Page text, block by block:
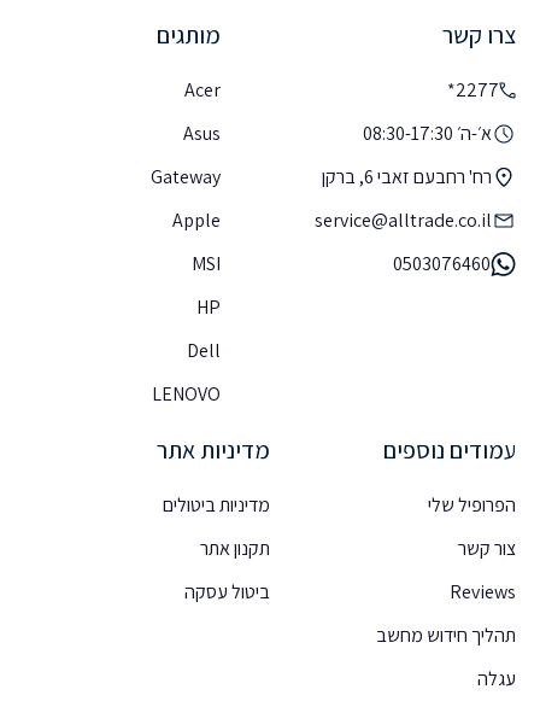
מותגים
Acer
Asus
Gateway
Apple
MSI
HP
Dell
LENOVO
עמודים נוספים
הפרופיל שלי
צור קשר
Reviews
תהליך חידוש מחשב
עגלה
צרו קשר
2277*
א׳-ה׳ 08:30-17:30
רח' רחבעם זאבי 6, ברקן
service@alltrade.co.il
0503076460
מדיניות אתר
מדיניות ביטולים
תקנון אתר
ביטול עסקה